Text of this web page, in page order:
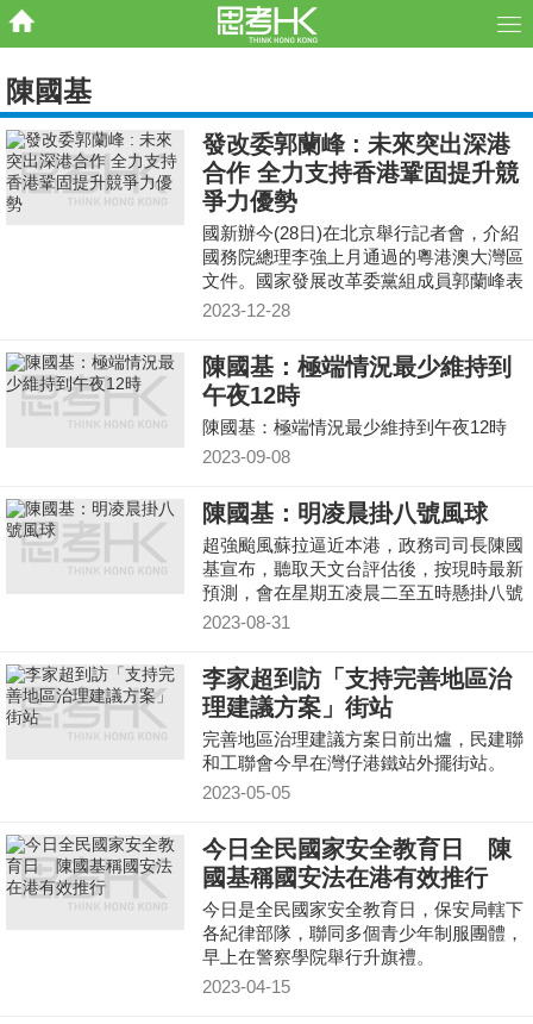
陳國基
發改委郭蘭峰 : 未來突出深港
合作 全力支持香港鞏固提升競
爭力優勢
國新辦今(28日)在北京舉行記者會，介紹
國務院總理李強上月通過的粵港澳大灣區
文件。國家發展改革委黨組成員郭蘭峰表
示，今次通過的文件與之前出台大灣區相
2023-12-28
陳國基：極端情況最少維持到
午夜12時
陳國基：極端情況最少維持到午夜12時
2023-09-08
陳國基：明凌晨掛八號風球
超強颱風蘇拉逼近本港，政務司司長陳國
基宣布，聽取天文台評估後，按現時最新
預測，會在星期五凌晨二至五時懸掛八號
風球，並會維持一段時間，他提前宣布明
兼備的工作安排。
2023-08-31
李家超到訪「支持完善地區治
理建議方案」街站
完善地區治理建議方案日前出爐，民建聯
和工聯會今早在灣仔港鐵站外擺街站。
2023-05-05
今日全民國家安全教育日 陳
國基稱國安法在港有效推行
今日是全民國家安全教育日，保安局轄下
各紀律部隊，聯同多個青少年制服團體，
早上在警察學院舉行升旗禮。
2023-04-15